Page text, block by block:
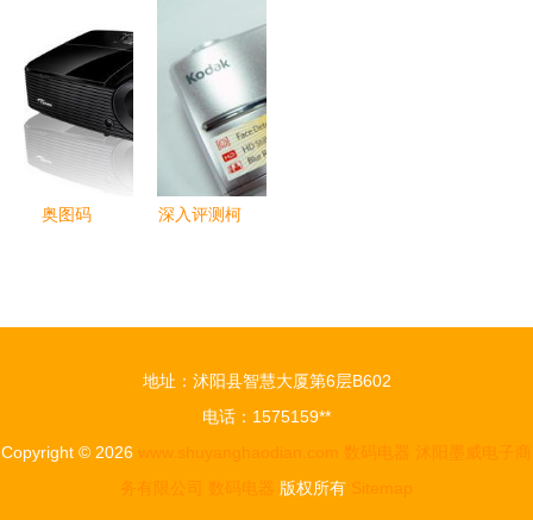
亮智能生活
技之美的人
文表达
奥图码
深入评测柯
地址：沭阳县智慧大厦第6层B602
电话：1575159**
Copyright © 2026 www.shuyanghaodian.com 数码电器
沭阳墨威电子商
务有限公司
数码电器 版权所有 Sitemap